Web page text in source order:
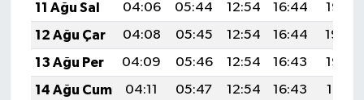
11 Ağu Sal
04:06 05:44 12:54 16:44
19:55
12 Ağu Çar
04:08 05:45 12:54 16:44
19:54
13 Ağu Per
04:09 05:46 12:54 16:43
19:52
14 Ağu Cum
04:11 05:47 12:54 16:43
19:51